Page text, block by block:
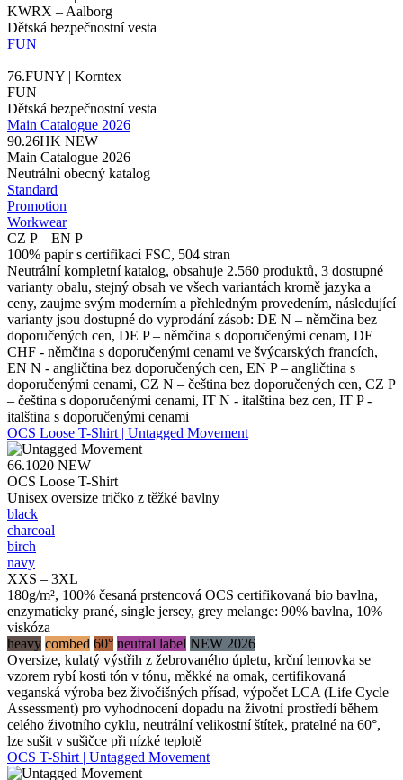
KWRX – Aalborg
Dětská bezpečnostní vesta
FUN
76.FUNY | Korntex
FUN
Dětská bezpečnostní vesta
Main Catalogue 2026
90.26HK NEW
Main Catalogue 2026
Neutrální obecný katalog
Standard
Promotion
Workwear
CZ P – EN P
100% papír s certifikací FSC, 504 stran
Neutrální kompletní katalog, obsahuje 2.560 produktů, 3 dostupné
varianty obalu, stejný obsah ve všech variantách kromě jazyka a
ceny, zaujme svým moderním a přehledným provedením, následující
varianty jsou dostupné do vyprodání zásob: DE N – němčina bez
doporučených cen, DE P – němčina s doporučenými cenam, DE
CHF - němčina s doporučenými cenami ve švýcarských francích,
EN N - angličtina bez doporučených cen, EN P – angličtina s
doporučenými cenami, CZ N – čeština bez doporučených cen, CZ P
– čeština s doporučenými cenami, IT N - italština bez cen, IT P -
italština s doporučenými cenami
OCS Loose T-Shirt | Untagged Movement
66.1020 NEW
OCS Loose T-Shirt
Unisex oversize tričko z těžké bavlny
black
charcoal
birch
navy
XXS – 3XL
180g/m², 100% česaná prstencová OCS certifikovaná bio bavlna,
enzymaticky prané, single jersey, grey melange: 90% bavlna, 10%
viskóza
heavy combed 60° neutral label NEW 2026
Oversize, kulatý výstřih z žebrovaného úpletu, krční lemovka se
vzorem rybí kosti tón v tónu, měkké na omak, certifikovaná
veganská výroba bez živočišných přísad, výpočet LCA (Life Cycle
Assessment) pro vyhodnocení dopadu na životní prostředí během
celého životního cyklu, neutrální velikostní štítek, pratelné na 60°,
lze sušit v sušičce při nízké teplotě
OCS T-Shirt | Untagged Movement